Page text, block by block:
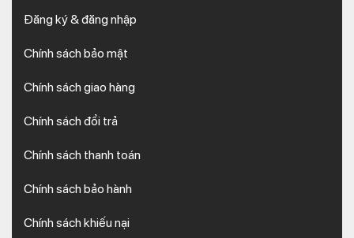
Đăng ký & đăng nhập
Chính sách bảo mật
Chính sách giao hàng
Chính sách đổi trả
Chính sách thanh toán
Chính sách bảo hành
Chính sách khiếu nại